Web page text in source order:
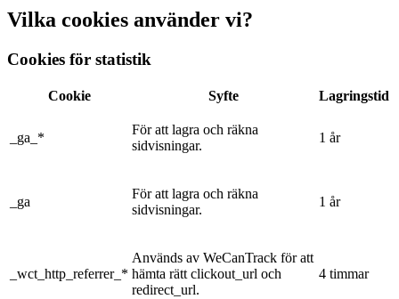
Vilka cookies använder vi?
Cookies för statistik
Cookie Syfte Lagringstid
_ga_*
För att lagra och räkna
sidvisningar.
1 år
_ga
För att lagra och räkna
sidvisningar.
1 år
_wct_http_referrer_*
Används av WeCanTrack för att
hämta rätt clickout_url och
redirect_url.
4 timmar